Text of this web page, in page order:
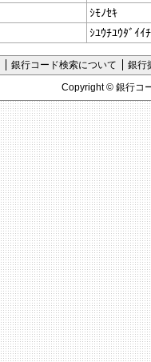
ｼﾓﾉｾｷ
ｼﾕｳﾁﾕｳﾀﾞｲｲﾁ
銀行コード検索について
銀行
Copyright © 銀行コ